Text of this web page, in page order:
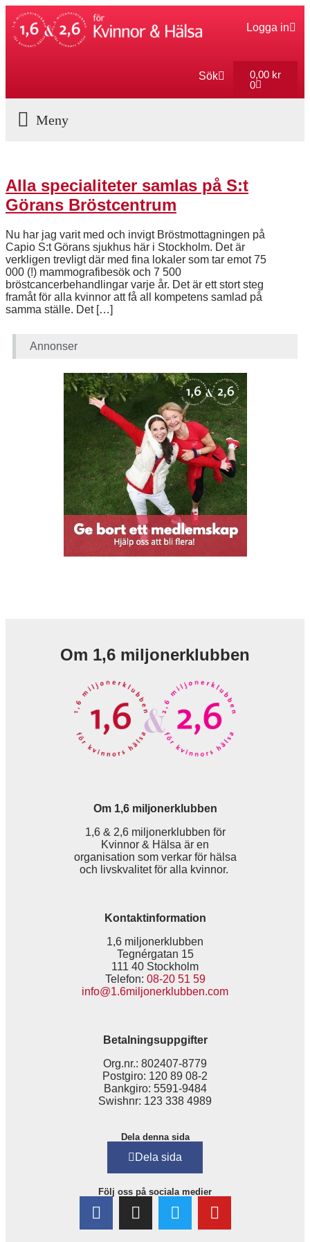
Logga in
Sök 0,00 kr
0
Alla specialiteter samlas på S:t
Görans Bröstcentrum
Nu har jag varit med och invigt Bröstmottagningen på
Capio S:t Görans sjukhus här i Stockholm. Det är
verkligen trevligt där med fina lokaler som tar emot 75
000 (!) mammografibesök och 7 500
bröstcancerbehandlingar varje år. Det är ett stort steg
framåt för alla kvinnor att få all kompetens samlad på
samma ställe. Det […]
Annonser
Om 1,6 miljonerklubben
Om 1,6 miljonerklubben
1,6 & 2,6 miljonerklubben för
Kvinnor & Hälsa är en
organisation som verkar för hälsa
och livskvalitet för alla kvinnor.
Kontaktinformation
1,6 miljonerklubben
Tegnérgatan 15
111 40 Stockholm
Telefon: 08-20 51 59
info@1.6miljonerklubben.com
Betalningsuppgifter
Org.nr.: 802407-8779
Postgiro: 120 89 08-2
Bankgiro: 5591-9484
Swishnr: 123 338 4989
Dela denna sida
Dela sida
Följ oss på sociala medier